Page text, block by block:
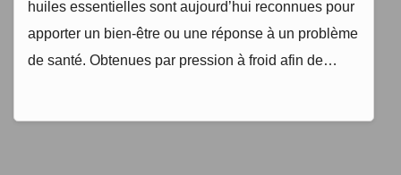
huiles essentielles sont aujourd’hui reconnues pour
apporter un bien-être ou une réponse à un problème
de santé. Obtenues par pression à froid afin de…
TopEquilibre.fr pour vous envoyer votre newsletter contenant